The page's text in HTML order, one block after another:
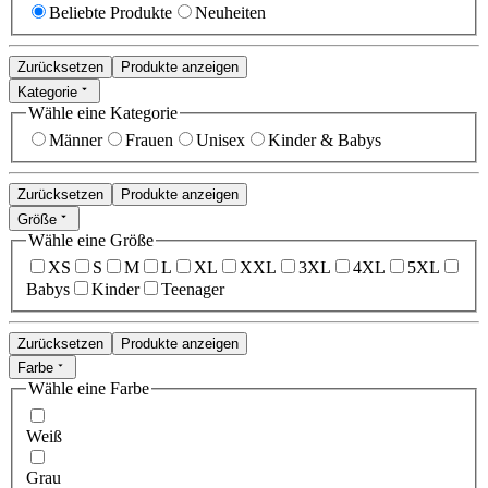
Beliebte Produkte Neuheiten
Zurücksetzen
Produkte anzeigen
Kategorie
Wähle eine Kategorie
Männer
Frauen Unisex Kinder & Babys
Zurücksetzen
Produkte anzeigen
Größe
Wähle eine Größe
XS
S M L XL XXL 3XL 4XL
5XL
Babys
Kinder Teenager
Zurücksetzen
Produkte anzeigen
Farbe
Wähle eine Farbe
Weiß
Grau